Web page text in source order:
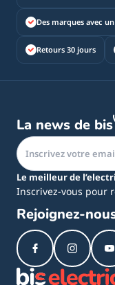
Des marques avec
Retours 30 jours
La news de bis
Le meilleur de
Inscrivez-vous pour
Rejoignez-